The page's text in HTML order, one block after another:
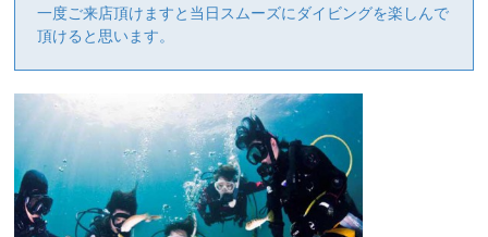
一度ご来店頂けますと当日スムーズにダイビングを楽しんで
頂けると思います。